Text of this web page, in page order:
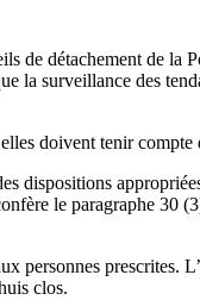
de détachement de la
la surveillance des
doivent tenir compte
dispositions
le paragraphe 30
personnes prescrites.
clos.